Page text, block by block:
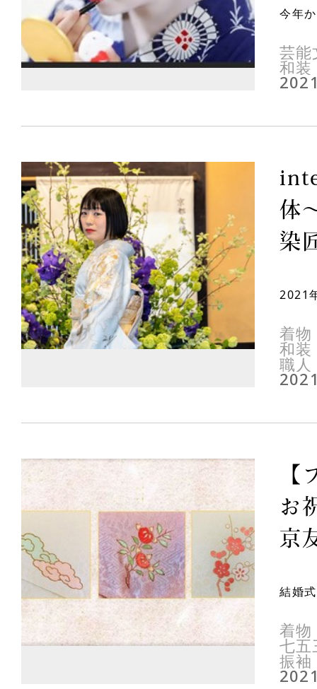
今年
芸能
和装
体
染
2021
着物
和装
職人
【
お
京
結婚
着物
七五
振袖